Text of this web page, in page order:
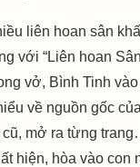
liên hoan sân
với “Liên hoan
vở, Bình Tinh
về nguồn gốc
mở ra từng
hiện, hòa vào